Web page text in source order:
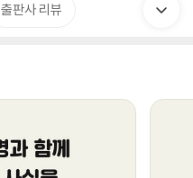
출판사 리뷰